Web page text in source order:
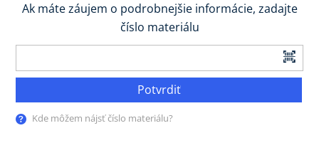
Ak máte záujem o podrobnejšie informácie, zadajte
číslo materiálu
Potvrdiť
Kde môžem nájsť číslo materiálu?